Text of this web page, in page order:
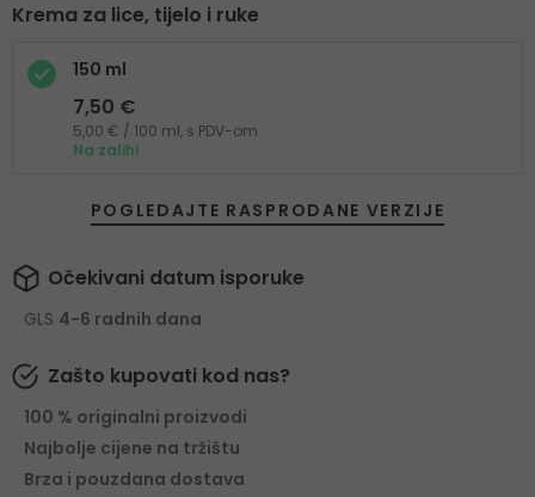
Krema za lice, tijelo i ruke
150 ml
7,50 €
5,00 € / 100 ml, s PDV-om
Na zalihi
POGLEDAJTE RASPRODANE VERZIJE
Očekivani datum isporuke
GLS 4-6 radnih dana
Zašto kupovati kod nas?
100 % originalni proizvodi
Najbolje cijene na tržištu
Brza i pouzdana dostava